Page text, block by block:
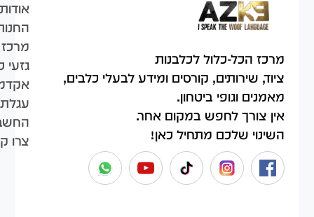
מרכז הכל-כלול לכלבנות
ציוד, שירותים, קורסים ומידע לבעלי כלבים,
מאמנים וגופי ביטחון.
אין צורך לחפש במקום אחר.
השינוי שלכם מתחיל כאן!
אודות
גזעי
עגלת
צרו